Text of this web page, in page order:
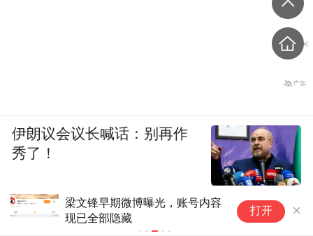
上海市民体质合格率95.1% ，超
半数经常锻炼，但成年人肥胖率
打开
伊朗议会议长喊话：别再作
秀了！